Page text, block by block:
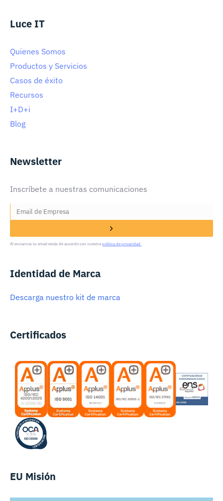
Luce IT
Quienes Somos
Productos y Servicios
Casos de éxito
Recursos
I+D+i
Blog
Newsletter
Inscríbete a nuestras comunicaciones
Al enviarnos tu email estás de acuerdo con nuestra política de privacidad.
Identidad de Marca
Descarga nuestro kit de marca
Certificados
EU Misión